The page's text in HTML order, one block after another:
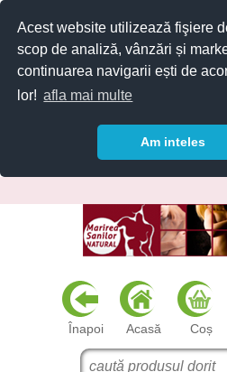
Acest website utilizează fişiere
scop de analiză, vânzări și
continuarea navigarii ești de
lor! afla mai multe
Am inteles
Înapoi Acasă Coș